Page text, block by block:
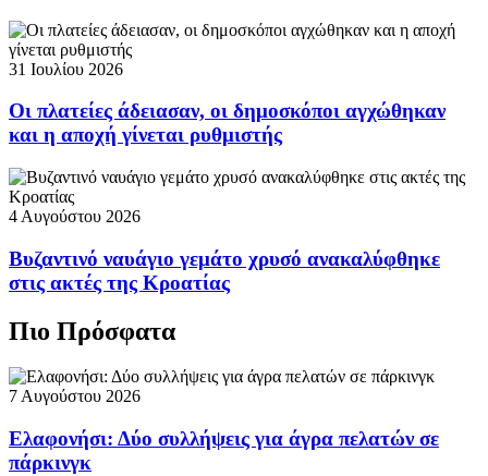
31 Ιουλίου 2026
Οι πλατείες άδειασαν, οι δημοσκόποι αγχώθηκαν
και η αποχή γίνεται ρυθμιστής
4 Αυγούστου 2026
Βυζαντινό ναυάγιο γεμάτο χρυσό ανακαλύφθηκε
στις ακτές της Κροατίας
Πιο Πρόσφατα
7 Αυγούστου 2026
Ελαφονήσι: Δύο συλλήψεις για άγρα πελατών σε
πάρκινγκ